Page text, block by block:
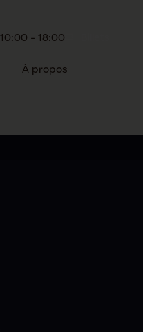
10:00 - 18:00
À propos